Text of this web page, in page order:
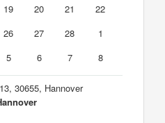
19 20 21
22
26 27 28
1
5 6 7 8
30655, Hannover